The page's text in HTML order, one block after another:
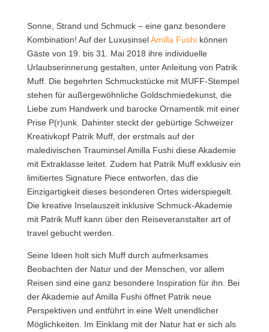
Sonne, Strand und Schmuck – eine ganz besondere
Kombination! Auf der LuxusinselAmilla Fushikönnen
Gäste von 19. bis 31. Mai 2018 ihre individuelle
Urlaubserinnerung gestalten, unter Anleitung von Patrik
Muff. Die begehrten Schmuckstücke mit MUFF-Stempel
stehen für außergewöhnliche Goldschmiedekunst, die
Liebe zum Handwerk und barocke Ornamentik mit einer
Prise P(r)unk. Dahinter steckt der gebürtige Schweizer
Kreativkopf Patrik Muff, der erstmals auf der
maledivischen Trauminsel Amilla Fushi diese Akademie
mit Extraklasse leitet. Zudem hat Patrik Muff exklusiv ein
limitiertes Signature Piece entworfen, das die
Einzigartigkeit dieses besonderen Ortes widerspiegelt.
Die kreative Inselauszeit inklusive Schmuck-Akademie
mit Patrik Muff kann über den Reiseveranstalter art of
travel gebucht werden.
Seine Ideen holt sich Muff durch aufmerksames
Beobachten der Natur und der Menschen, vor allem
Reisen sind eine ganz besondere Inspiration für ihn. Bei
der Akademie auf Amilla Fushi öffnet Patrik neue
Perspektiven und entführt in eine Welt unendlicher
Möglichkeiten. Im Einklang mit der Natur hat er sich als